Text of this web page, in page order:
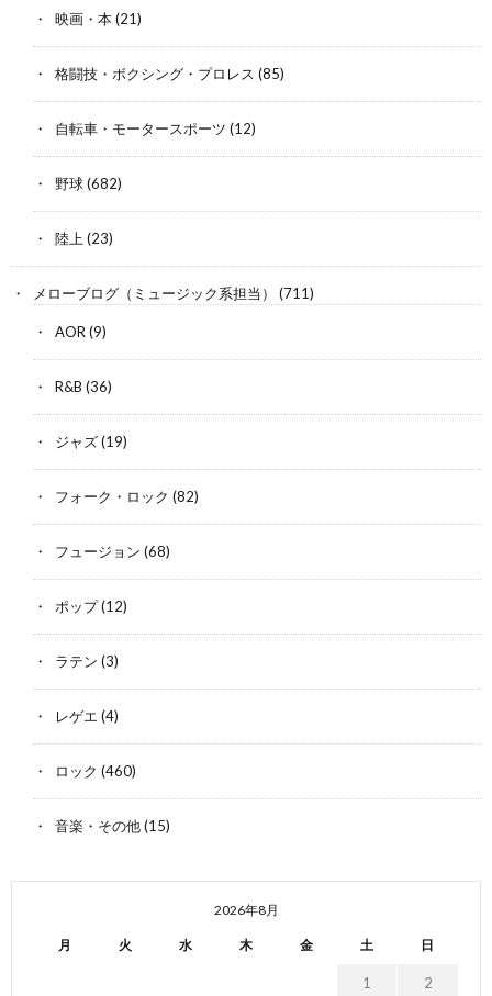
映画・本(21)
格闘技・ボクシング・プロレス (85)
自転車・モータースポーツ (12)
野球(682)
陸上 (23)
メローブログ（ミュージック系担当） (711)
AOR (9)
R&B (36)
ジャズ(19)
フォーク・ロック (82)
フュージョン (68)
ポップ(12)
ラテン (3)
レゲエ (4)
ロック (460)
音楽・その他(15)
2026年8月
月 火 水 木 金 土 日
1 2